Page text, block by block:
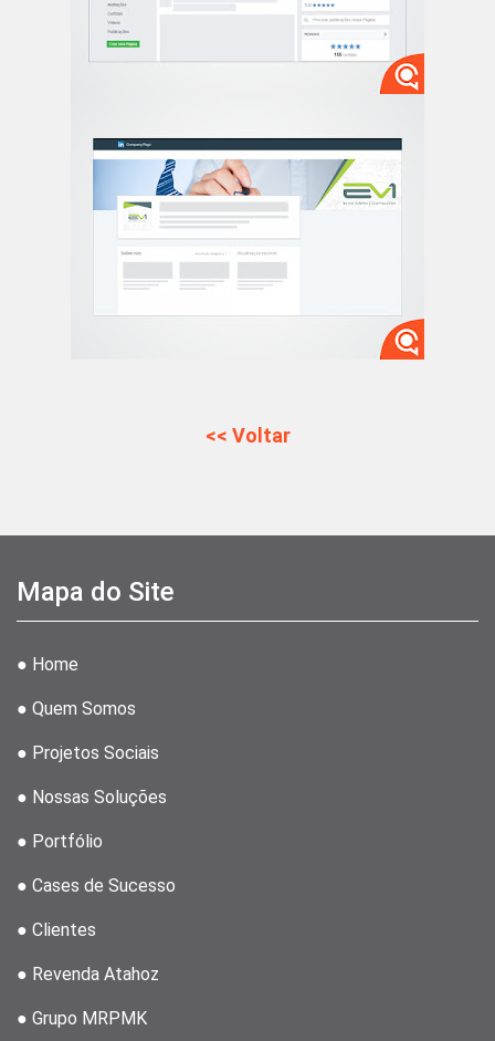
<< Voltar
Mapa do Site
● Home
● Quem Somos
● Projetos Sociais
● Nossas Soluções
● Portfólio
● Cases de Sucesso
● Clientes
● Revenda Atahoz
● Grupo MRPMK